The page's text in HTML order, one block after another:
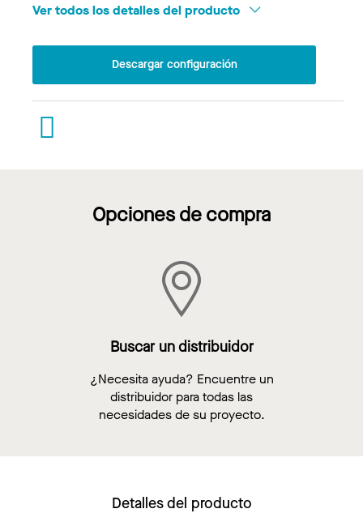
Ver todos los detalles del producto
Descargar configuración
Opciones de compra
Buscar un distribuidor
¿Necesita ayuda? Encuentre un
distribuidor para todas las
necesidades de su proyecto.
Detalles del producto